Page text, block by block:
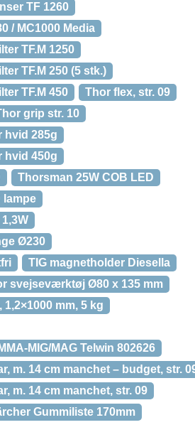
TF 1260
/ MC1000 Media
TF.M 1250
TF.M 250 (5 stk.)
TF.M 450
Thor flex, str. 09
grip str. 10
hvid 285g
hvid 450g
Thorsman 25W COB LED
lampe
Ø230
TIG magnetholder Diesella
svejseværktøj Ø80 x 135 mm
mm, 5 kg
MIG/MAG Telwin 802626
m. 14 cm manchet – budget, str.
m. 14 cm manchet, str. 09
Gummiliste 170mm